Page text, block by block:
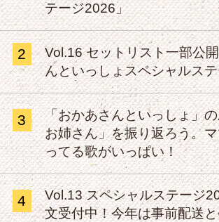
テージ2026」
2
Vol.16 セットリスト一部公
んといっしょスペシャルス
3
「おかあさんといっしょ」
お姉さん」を振り返ろう。
ってる歌がいっぱい！
4
Vol.13 スペシャルステージ
文受付中！今年は事前配送